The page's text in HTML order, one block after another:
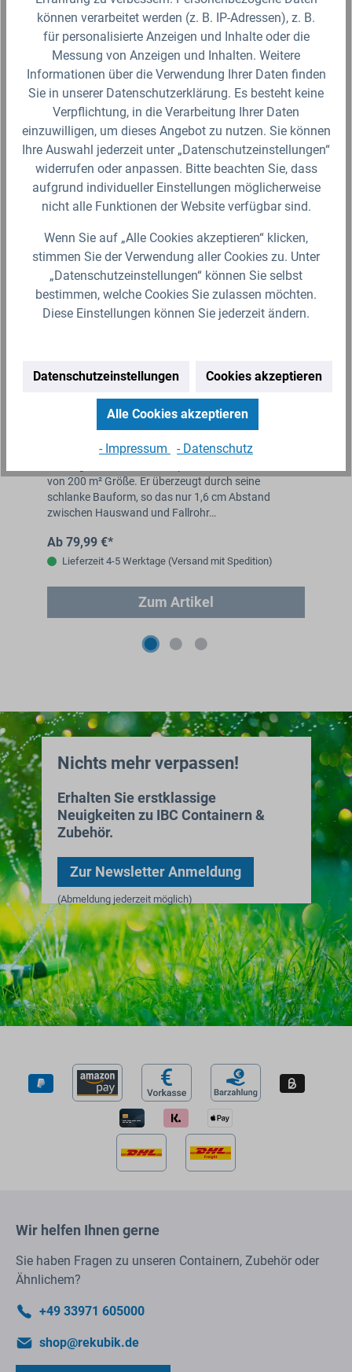
Für die Darstellung des Artikelbildes verwenden wir eine zufällig
gewählte Artikelgröße als Beispielabbildung. Die Abbildungen,
technischen Daten, Maßangaben in Millimeter, Gewichtsangaben in
Gramm und Ausführungen sind somit unverbindlich. Die eigentliche
Definition und der Verwendungszweck des Artikels sowie die Nutzmaße
sind ausschließlich der Darstellungsunterstützung von uns
bereitgestellt. Wir behalten uns jederzeit Änderungen ohne Ankündigung
vor.
Produktgalerie überspringen
Zubehör
Regendieb Pro für DN 70-100 Fallrohr bis
von 200 m² Größe. Er überzeugt durch seine
schlanke Bauform, so das nur 1,6 cm Abstand
zwischen Hauswand und Fallrohr…
Ab 79,99 €*
Lieferzeit 4-5 Werktage (Versand mit Spedition)
Zum Artikel
Nichts mehr verpassen!
Erhalten Sie erstklassige
Neuigkeiten zu IBC Containern &
Zubehör.
Zur Newsletter Anmeldung
(Abmeldung jederzeit möglich)
Wir helfen Ihnen gerne
Sie haben Fragen zu unseren Containern, Zubehör oder
Ähnlichem?
+49 33971 605000
shop@rekubik.de
können verarbeitet werden (z. B. IP-Adressen), z. B.
für personalisierte Anzeigen und Inhalte oder die
Messung von Anzeigen und Inhalten. Weitere
Informationen über die Verwendung Ihrer Daten finden
Sie in unserer Datenschutzerklärung. Es besteht keine
Verpflichtung, in die Verarbeitung Ihrer Daten
einzuwilligen, um dieses Angebot zu nutzen. Sie können
Ihre Auswahl jederzeit unter „Datenschutzeinstellungen“
widerrufen oder anpassen. Bitte beachten Sie, dass
aufgrund individueller Einstellungen möglicherweise
nicht alle Funktionen der Website verfügbar sind.
Wenn Sie auf „Alle Cookies akzeptieren“ klicken,
stimmen Sie der Verwendung aller Cookies zu. Unter
„Datenschutzeinstellungen“ können Sie selbst
bestimmen, welche Cookies Sie zulassen möchten.
Diese Einstellungen können Sie jederzeit ändern.
Datenschutzeinstellungen Cookies akzeptieren
Alle Cookies akzeptieren
- Impressum - Datenschutz